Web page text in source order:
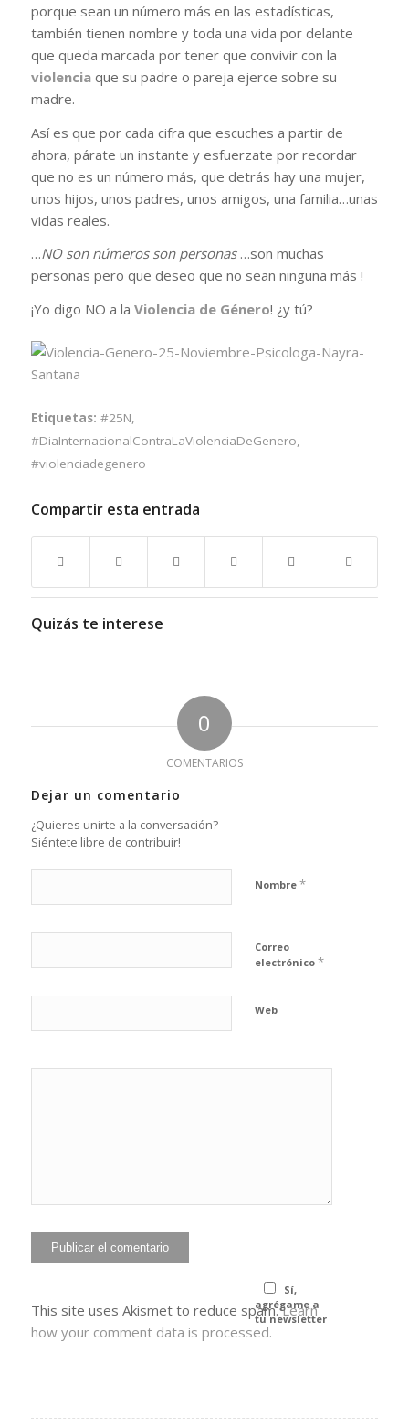
porque sean un número más en las estadísticas,
también tienen nombre y toda una vida por delante
que queda marcada por tener que convivir con la
violenciaque su padre o pareja ejerce sobre su
madre.
Así es que por cada cifra que escuches a partir de
ahora, párate un instante y esfuerzate por recordar
que no es un número más, que detrás hay una mujer,
unos hijos, unos padres, unos amigos, una familia…unas
vidas reales.
…NO son números son personas…son muchas
personas pero que deseo que no sean ninguna más !
¡Yo digo NO a la Violencia de Género! ¿y tú?
Etiquetas: #25N
#DiaInternacionalContraLaViolenciaDeGenero
#violenciadegenero
Compartir esta entrada
Quizás te interese
0
COMENTARIOS
Dejar un comentario
¿Quieres unirte a la conversación?
Siéntete libre de contribuir!
Nombre *
Correo
electrónico *
Web
Sí,
agrégame a
tu newsletter
This site uses Akismet to reduce spam.Learn
how your comment data is processed.